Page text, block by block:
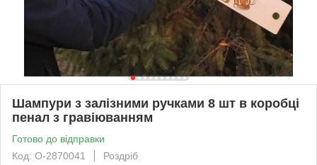
Шампури з залізними ручками 8 шт в коробці
пенал з гравіюванням
Готово до відправки
Код: О-2870041
Роздріб